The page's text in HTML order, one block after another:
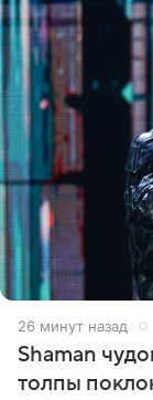
26 минут назад
Shaman
толпы